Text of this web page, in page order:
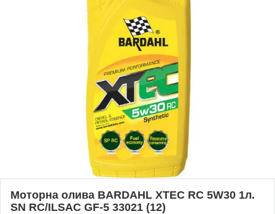
Моторна олива BARDAHL XTEC RC 5W30 1л.
SN RC/ILSAC GF-5 33021 (12)